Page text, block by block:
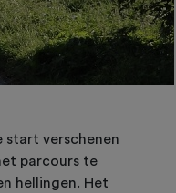
start verschenen
parcours te
hellingen. Het